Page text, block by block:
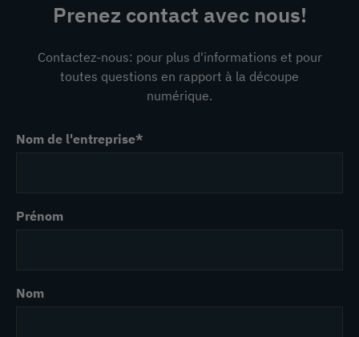
Prenez contact avec nous!
Contactez-nous: pour plus d'informations et pour
toutes questions en rapport à la découpe
numérique.
Nom de l'entreprise*
Prénom
Nom